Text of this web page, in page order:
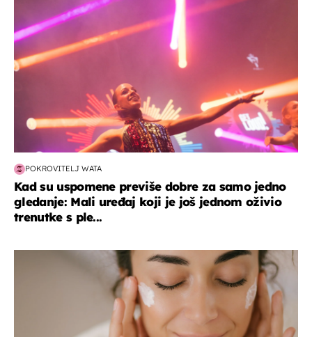
POKROVITELJ WATA
Kad su uspomene previše dobre za samo jedno
gledanje: Mali uređaj koji je još jednom oživio
trenutke s ple...
moda & ljepota